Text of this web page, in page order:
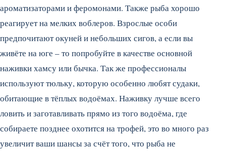
ароматизаторами и феромонами. Также рыба хорошо
реагирует на мелких воблеров. Взрослые особи
предпочитают окуней и небольших сигов, а если вы
живёте на юге – то попробуйте в качестве основной
наживки хамсу или бычка. Так же профессионалы
используют тюльку, которую особенно любят судаки,
обитающие в тёплых водоёмах. Наживку лучше всего
ловить и заготавливать прямо из того водоёма, где
собираете позднее охотится на трофей, это во много раз
увеличит ваши шансы за счёт того, что рыба не